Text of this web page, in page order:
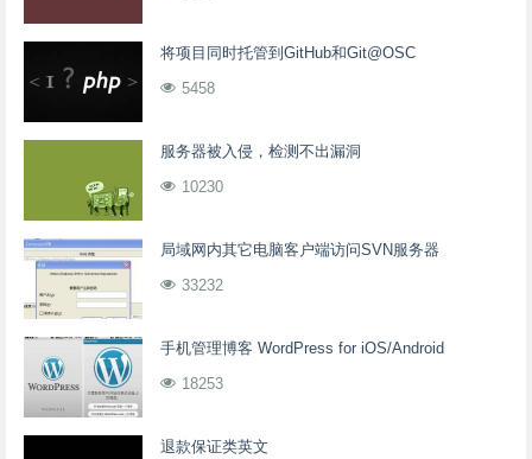
将项目同时托管到GitHub和Git@OSC
5458
服务器被入侵，检测不出漏洞
10230
局域网内其它电脑客户端访问SVN服务器
33232
手机管理博客 WordPress for iOS/Android
18253
退款保证类英文